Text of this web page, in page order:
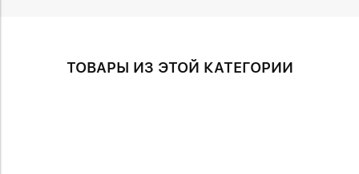
ТОВАРЫ ИЗ ЭТОЙ КАТЕГОРИИ